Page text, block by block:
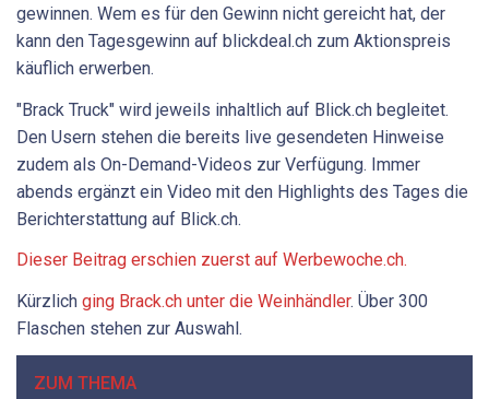
gewinnen. Wem es für den Gewinn nicht gereicht hat, der
kann den Tagesgewinn auf blickdeal.ch zum Aktionspreis
käuflich erwerben.
"Brack Truck" wird jeweils inhaltlich auf Blick.ch begleitet.
Den Usern stehen die bereits live gesendeten Hinweise
zudem als On-Demand-Videos zur Verfügung. Immer
abends ergänzt ein Video mit den Highlights des Tages die
Berichterstattung auf Blick.ch.
Dieser Beitrag erschien zuerst auf Werbewoche.ch.
Kürzlich ging Brack.ch unter die Weinhändler. Über 300
Flaschen stehen zur Auswahl.
ZUM THEMA